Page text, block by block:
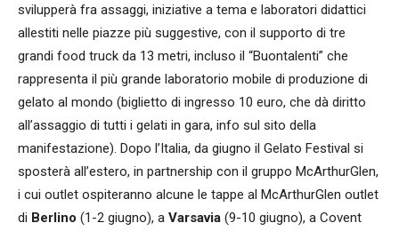
svilupperà fra assaggi, iniziative a tema e laboratori didattici
allestiti nelle piazze più suggestive, con il supporto di tre
grandi food truck da 13 metri, incluso il “Buontalenti” che
rappresenta il più grande laboratorio mobile di produzione di
gelato al mondo (biglietto di ingresso 10 euro, che dà diritto
all’assaggio di tutti i gelati in gara, info sul sito della
manifestazione). Dopo l’Italia, da giugno il Gelato Festival si
sposterà all’estero, in partnership con il gruppo McArthurGlen,
i cui outlet ospiteranno alcune le tappe al McArthurGlen outlet
di Berlino (1-2 giugno), a Varsavia (9-10 giugno), a Covent